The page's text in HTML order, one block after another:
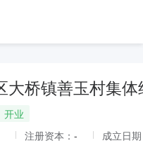
大桥镇善玉村集体
开业
注册资本： -
成立日